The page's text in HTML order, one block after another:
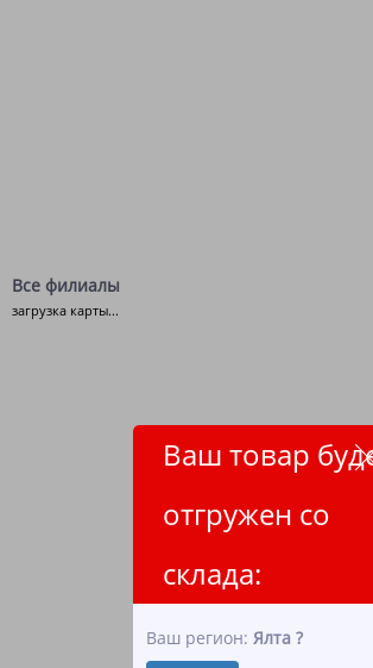
Ваш товар
отгружен со
склада:
Ваш регион:Ялта ?
Все филиалы
загрузка карты...